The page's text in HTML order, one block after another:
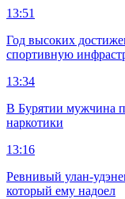
13:51
Год высоких
спортивную
13:34
В Бурятии мужчина
наркотики
13:16
Ревнивый улан-
который ему надоел